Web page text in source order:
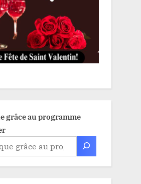
grâce au programme